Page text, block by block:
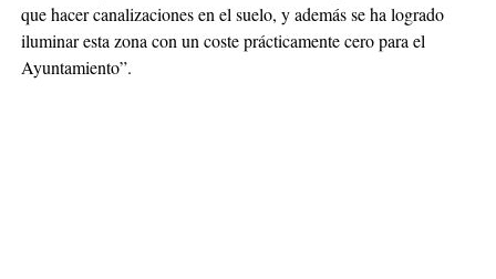
que hacer canalizaciones en el suelo, y además se ha logrado
iluminar esta zona con un coste prácticamente cero para el
Ayuntamiento”.